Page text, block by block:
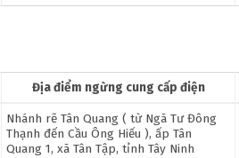
Địa điểm ngừng cung cấp điện
Nhánh rẽ Tân Quang ( từ Ngã Tư Đông
Thạnh đến Cầu Ông Hiếu ), ấp Tân
Quang 1, xã Tân Tập, tỉnh Tây Ninh